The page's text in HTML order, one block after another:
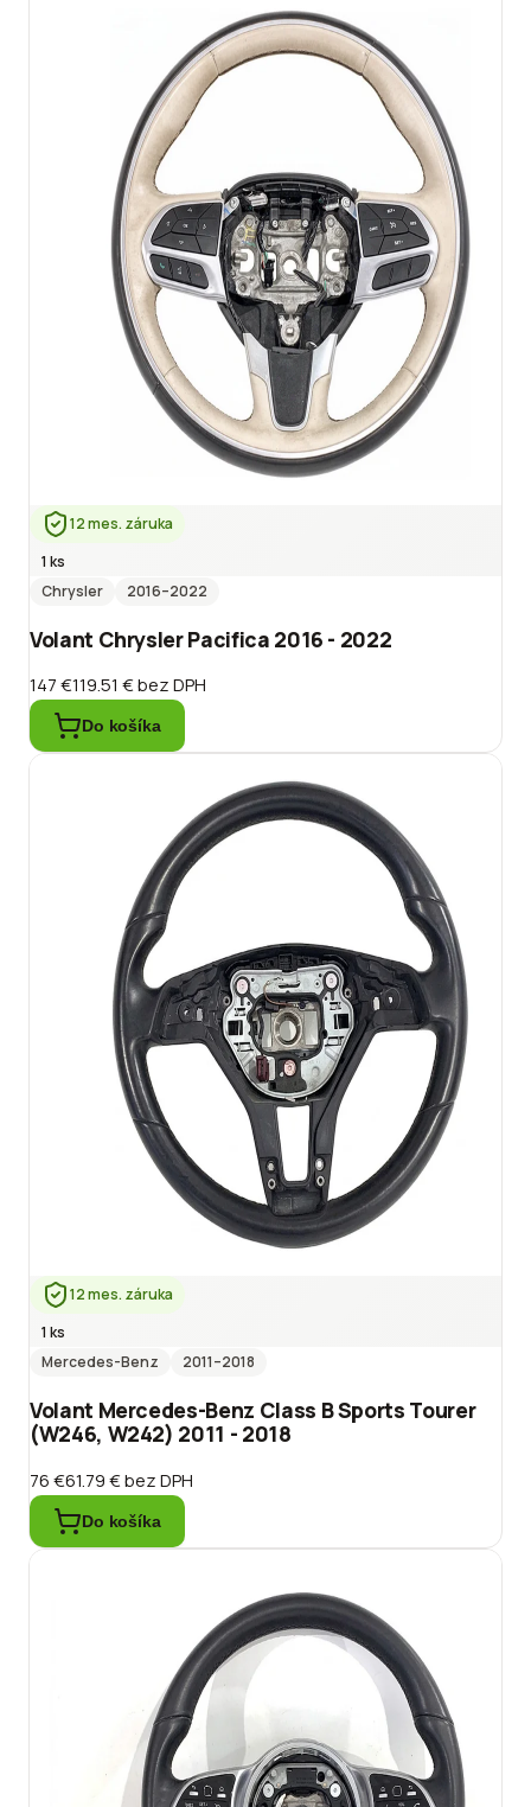
12 mes. záruka
1 ks
Chrysler
2016–2022
Volant Chrysler Pacifica 2016 - 2022
147 €119.51 €bez DPH
Do košíka
12 mes. záruka
1 ks
Mercedes-Benz
2011–2018
Volant Mercedes-Benz Class B Sports Tourer
(W246, W242) 2011 - 2018
76 €61.79 €bez DPH
Do košíka